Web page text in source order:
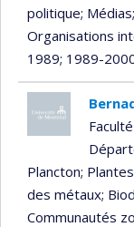
politique; Médias
Organisations
1989; 1989-
Plancton;
des métaux;
Communautés